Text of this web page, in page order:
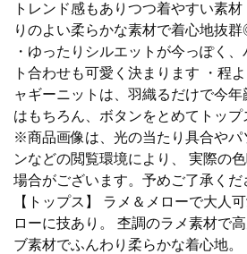
トレンド感もありつつ着やすい素
りのよい柔らかな素材で着心地抜
・ゆったりシルエットが今っぽく
ト合わせも可愛く決まります ・程
ャギーニットは、羽織るだけで今
はもちろん、ボタンをとめてトッ
※商品画像は、光の当たり具合やパ
ンなどの閲覧環境により、 実際の
場合がございます。予めご了承く
【トップス】 ラメ＆メローで大人
ローに技あり。 杢調のラメ素材で
ブ素材でふんわり柔らかな着心地。